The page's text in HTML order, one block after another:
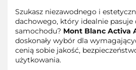
Szukasz niezawodnego i
dachowego, który idealnie pasuje
samochodu? Mont Blanc Activa
doskonały wybór dla
cenią sobie jakość,
użytkowania.